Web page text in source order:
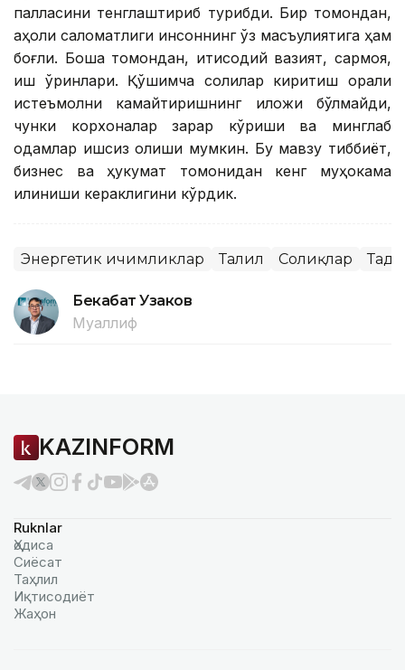
палласини тенглаштириб турибди. Бир томондан,
аҳоли саломатлиги инсоннинг ўз масъулиятига ҳам
боғлиқ. Бошқа томондан, иқтисодий вазият, сармоя,
иш ўринлари. Қўшимча солиқлар киритиш орқали
истеъмолни камайтиришнинг иложи бўлмайди,
чунки корхоналар зарар кўриши ва минглаб
одамлар ишсиз қолиши мумкин. Бу мавзу тиббиёт,
бизнес ва ҳукумат томонидан кенг муҳокама
қилиниши кераклигини кўрдик.
Энергетик ичимликлар Таҳлил Солиқлар
Бекабат Узаков
Муаллиф
KAZINFORM
Ruknlar
Ҳодиса
Сиёсат
Таҳлил
Иқтисодиёт
Жаҳон